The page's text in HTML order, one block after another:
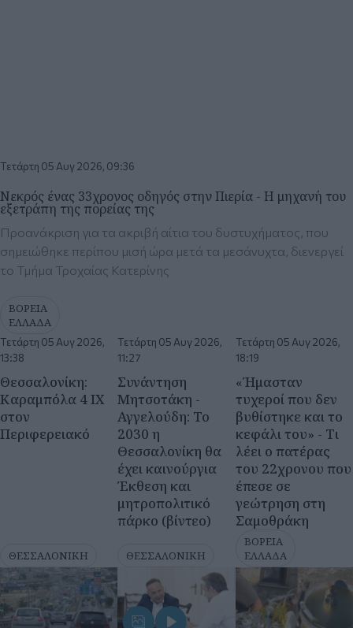
ΕΛΛΑΔΑ
Τετάρτη 05 Αυγ 2026,
13:38
Θεσσαλονίκη:
Καραμπόλα 4 ΙΧ
Περιφερειακό
ΘΕΣΣΑΛΟΝΙΚΗ
Τετάρτη 05 Αυγ 2026,
11:27
Συνάντηση
Μητσοτάκη -
έχει καινούργια
Έκθεση και
μητροπολιτικό
πάρκο (βίντεο)
ΘΕΣΣΑΛΟΝΙΚΗ
18:19
«Ήμασταν
του 22χρονου που
έπεσε σε
γεώτρηση στη
Σαμοθράκη
ΒΟΡΕΙΑ
ΕΛΛΑΔΑ